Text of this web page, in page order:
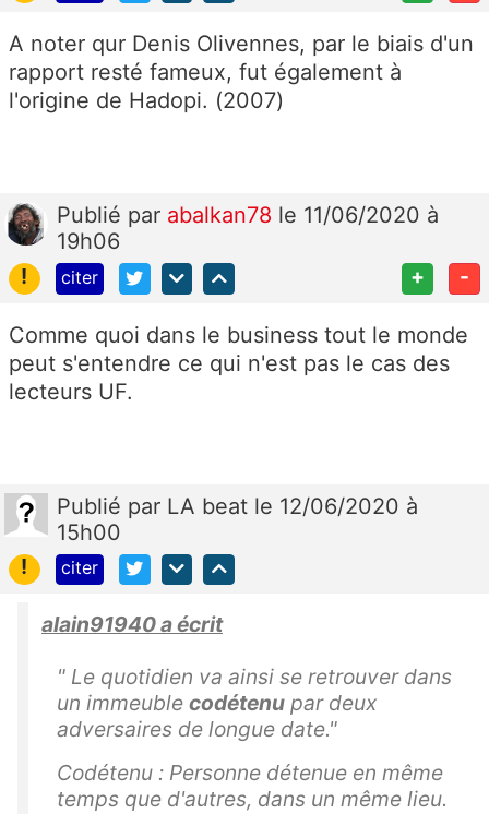
A noter qur Denis Olivennes, par le biais d'un
rapport resté fameux, fut également à
l'origine de Hadopi. (2007)
Publié par abalkan78 le 11/06/2020 à
19h06
!
citer + -
Comme quoi dans le business tout le monde
peut s'entendre ce qui n'est pas le cas des
lecteurs UF.
Publié par LA beat le 12/06/2020 à
15h00
!
citer
alain91940 a écrit
" Le quotidien va ainsi se retrouver dans
un immeuble codétenu par deux
adversaires de longue date."
Codétenu : Personne détenue en même
temps que d'autres, dans un même lieu.